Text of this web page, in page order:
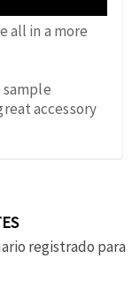
all in a more
sample
accessory
registrado para